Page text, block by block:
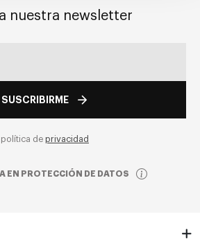
nuestra newsletter
SUSCRIBIRME
política de privacidad
EN PROTECCIÓN DE DATOS